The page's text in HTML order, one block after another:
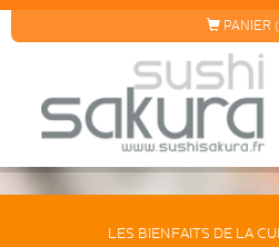
PANIER
LES BIENFAITS DE LA